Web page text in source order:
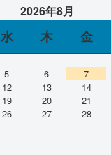
2026年8月
水 木 金
5 6 7
12 13 14
19 20 21
26 27 28